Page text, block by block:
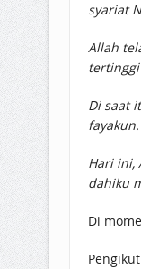
Allah
tertinggi
Di saat
fayakun.
Hari ini,
dahiku
Di